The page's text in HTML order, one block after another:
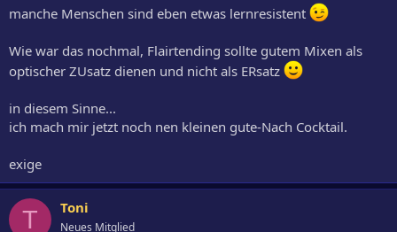
manche Menschen sind eben etwas lernresistent
Wie war das nochmal, Flairtending sollte gutem Mixen als
optischer ZUsatz dienen und nicht als ERsatz
in diesem Sinne...
ich mach mir jetzt noch nen kleinen gute-Nach Cocktail.
exige
T Toni
Neues Mitglied